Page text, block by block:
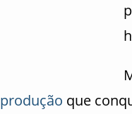
produção que